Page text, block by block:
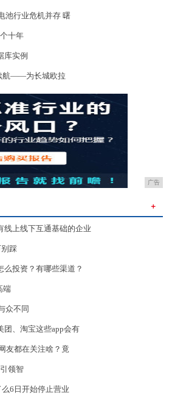
池行业危机并存 曙
十年
库实例
航——为长城欧拉
广告
＋
线上线下互通基础的企业
别踩
么投资？有哪些渠道？
端
众不同
团、淘宝这些app会有
友都在关注啥？竟
领智
6日开始停止营业